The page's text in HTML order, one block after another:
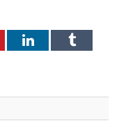
LinkedInTumblr